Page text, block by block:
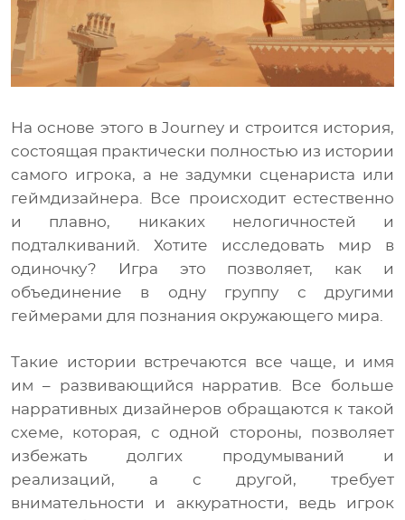
На основе этого в Journey и строится история,
состоящая практически полностью из истории
самого игрока, а не задумки сценариста или
геймдизайнера. Все происходит естественно
и плавно, никаких нелогичностей и
подталкиваний. Хотите исследовать мир в
одиночку? Игра это позволяет, как и
объединение в одну группу с другими
геймерами для познания окружающего мира.
Такие истории встречаются все чаще, и имя
им – развивающийся нарратив. Все больше
нарративных дизайнеров обращаются к такой
схеме, которая, с одной стороны, позволяет
избежать долгих продумываний и
реализаций, а с другой, требует
внимательности и аккуратности, ведь игрок